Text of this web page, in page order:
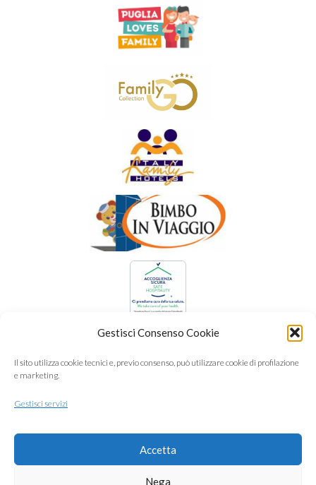
Gestisci Consenso Cookie
Il sito utilizza cookie tecnici e, previo consenso, può utilizzare cookie di profilazione
e marketing.
Gestisci servizi
Accetta
Nega